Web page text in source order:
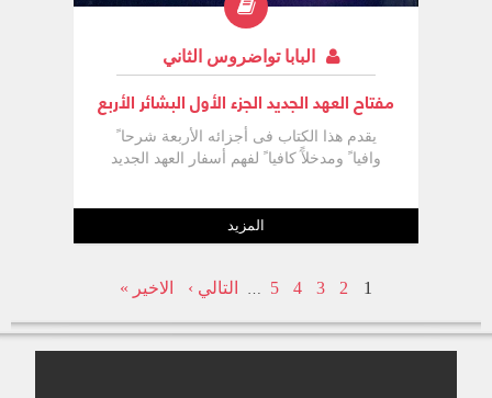
البابا تواضروس الثاني
مفتاح العهد الجديد الجزء الأول البشائر الأربع
يقدم هذا الكتاب فى أجزائه الأربعة شرحا ً
وافيا ً ومدخلآً كافيا ً لفهم أسفار العهد الجديد
المزيد
1
2
3
4
5
… التالي › الاخير »